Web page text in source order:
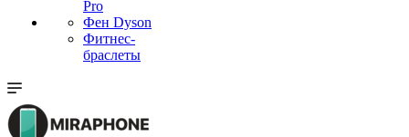
Pro
Фен Dyson
Фитнес-
браслеты